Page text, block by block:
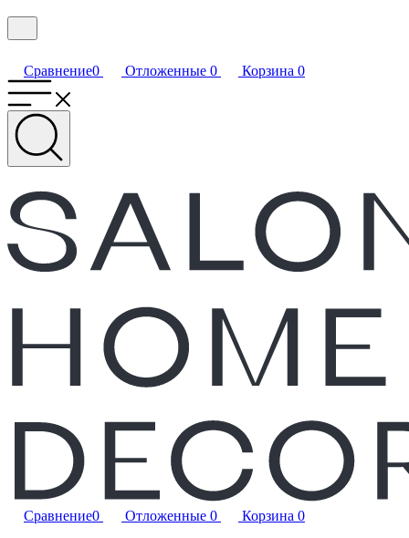
Сравнение0 Отложенные 0 Корзина 0
Сравнение0 Отложенные 0 Корзина 0